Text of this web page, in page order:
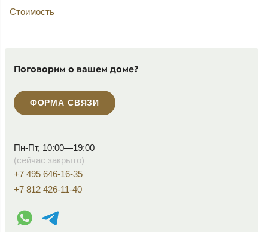
Стоимость
Поговорим о вашем доме?
ФОРМА СВЯЗИ
Пн-Пт, 10:00—19:00
(сейчас закрыто)
+7 495 646-16-35
+7 812 426-11-40
WhatsApp контакт
Telegram контакт